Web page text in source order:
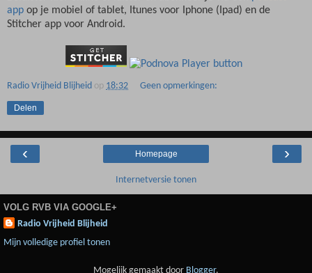
app op je mobiel of tablet, Itunes voor Iphone (Ipad) en de
Stitcher app voor Android.
Radio Vrijheid Blijheid op 18:32 Geen opmerkingen:
Delen
‹ ›
Homepage
Internetversie tonen
VOLG RVB VIA GOOGLE+
Radio Vrijheid Blijheid
Mijn volledige profiel tonen
Mogelijk gemaakt door Blogger.